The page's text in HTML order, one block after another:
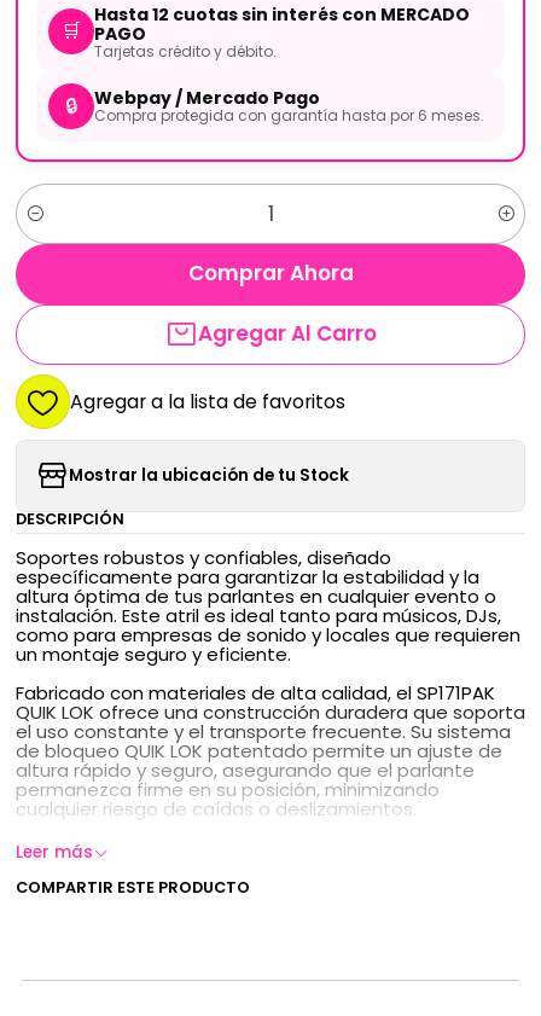
🛒
Hasta 12 cuotas sin interés con MERCADO
PAGO
Tarjetas crédito y débito.
🔒 Webpay / Mercado Pago
Compra protegida con garantía hasta por 6 meses.
Cantidad
Agregar Al Carro
Comprar Ahora
Agregar a la lista de favoritos
Mostrar la ubicación de tu Stock
DESCRIPCIÓN
Soportes robustos y confiables, diseñado
específicamente para garantizar la estabilidad y la
altura óptima de tus parlantes en cualquier evento o
instalación. Este atril es ideal tanto para músicos, DJs,
como para empresas de sonido y locales que requieren
un montaje seguro y eficiente.
Fabricado con materiales de alta calidad, el SP171PAK
QUIK LOK ofrece una construcción duradera que soporta
el uso constante y el transporte frecuente. Su sistema
de bloqueo QUIK LOK patentado permite un ajuste de
altura rápido y seguro, asegurando que el parlante
permanezca firme en su posición, minimizando
cualquier riesgo de caídas o deslizamientos.
Altura Ajustable: Permite posicionar tus parlantes a la
diferentes entornos.
Leer más
COMPARTIR ESTE PRODUCTO